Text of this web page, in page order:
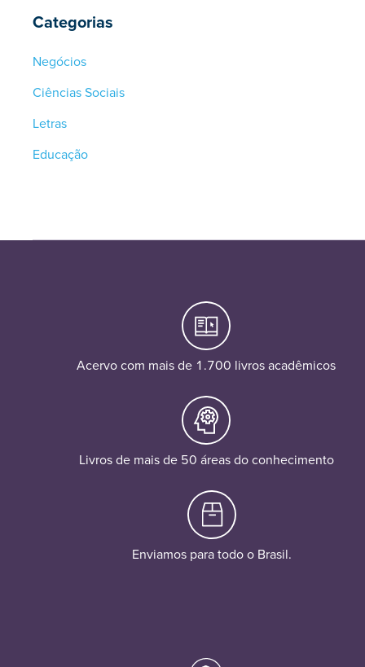
Categorias
Negócios
Ciências Sociais
Letras
Educação
Acervo com mais de 1.700 livros acadêmicos
Livros de mais de 50 áreas do conhecimento
Enviamos para todo o Brasil.